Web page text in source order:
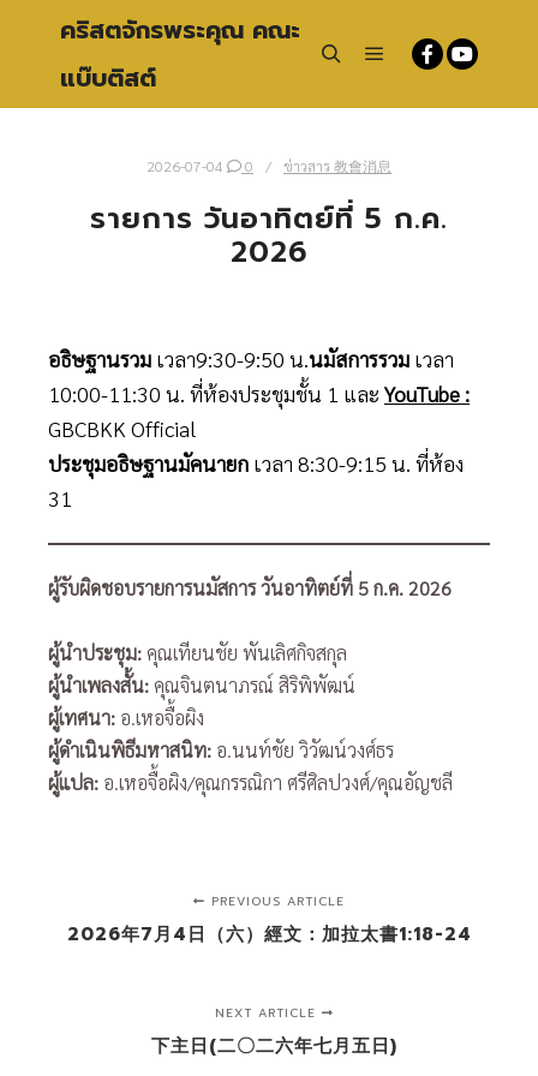
คริสตจักรพระคุณ คณะ
แบ๊บติสต์
2026-07-04 0 ข่าวสาร 教會消息
รายการ วันอาทิตย์ที่ 5 ก.ค.
2026
อธิษฐานรวม เวลา9:30-9:50 น.นมัสการรวม เวลา
10:00-11:30 น. ที่ห้องประชุมชั้น 1 และYouTube :
GBCBKK Official
ประชุมอธิษฐานมัคนายก เวลา 8:30-9:15 น. ที่ห้อง
31
ผู้รับผิดชอบรายการนมัสการ วันอาทิตย์ที่ 5 ก.ค. 2026
ผู้นำประชุม: คุณเทียนชัย พันเลิศกิจสกุล
ผู้นำเพลงสั้น: คุณจินตนาภรณ์ สิริพิพัฒน์
ผู้เทศนา: อ.เหอจื้อผิง
ผู้ดำเนินพิธีมหาสนิท: อ.นนท์ชัย วิวัฒน์วงศ์ธร
ผู้แปล: อ.เหอจื้อผิง/คุณกรรณิกา ศรีศิลปวงศ์/คุณอัญชลี
PREVIOUS ARTICLE
2026年7月4日（六）經文：加拉太書1:18-24
NEXT ARTICLE
下主日(二〇二六年七月五日)